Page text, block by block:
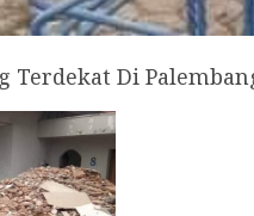
Terdekat Di